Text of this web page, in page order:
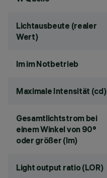
Lichtausbeute (realer
Wert)
lm im Notbetrieb
Maximale Intensität (cd)
Gesamtlichtstrom bei
einem Winkel von 90°
oder größer (lm)
Light output ratio (LOR)